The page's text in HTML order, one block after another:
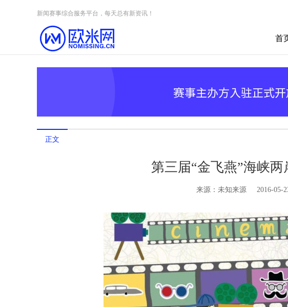
新闻赛事综合服务平台，每天总有新资讯！
首
正文
第三届“金飞燕”海峡
来源： 未知来源 2016-05-